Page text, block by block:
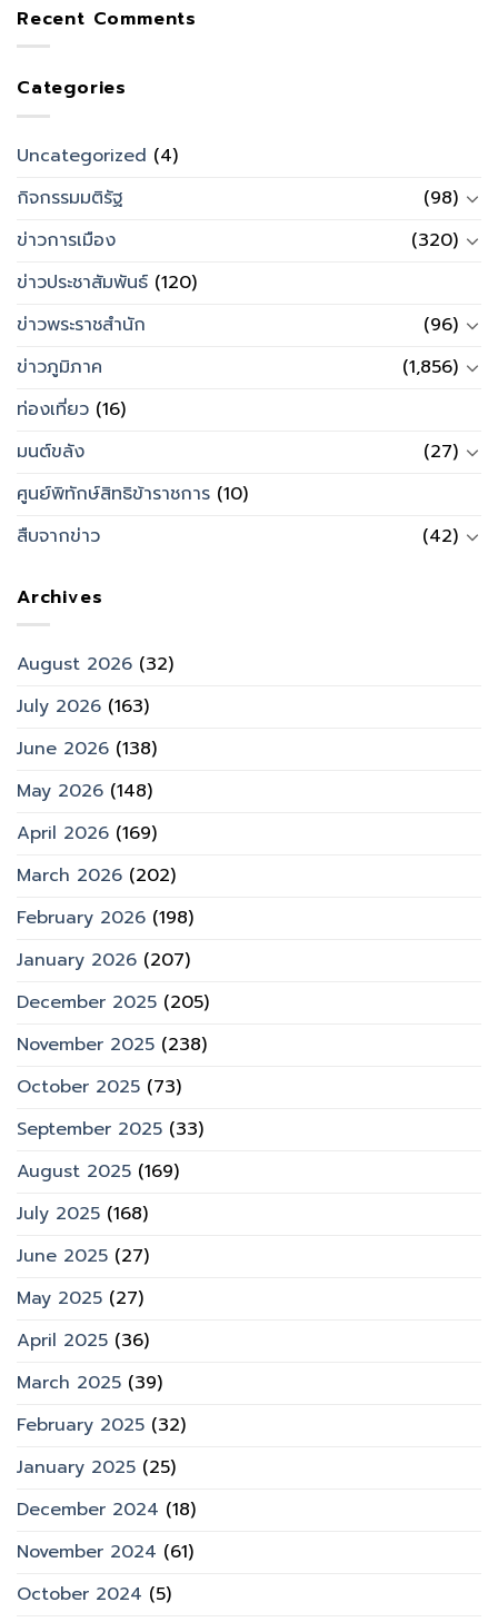
Recent Comments
Categories
Uncategorized (4)
กิจกรรมมติรัฐ
(98)
ข่าวการเมือง
(320)
ข่าวประชาสัมพันธ์ (120)
ข่าวพระราชสำนัก
(96)
ข่าวภูมิภาค
(1,856)
ท่องเที่ยว (16)
มนต์ขลัง
(27)
ศูนย์พิทักษ์สิทธิข้าราชการ (10)
สืบจากข่าว
(42)
Archives
August 2026 (32)
July 2026 (163)
June 2026 (138)
May 2026 (148)
April 2026 (169)
March 2026 (202)
February 2026 (198)
January 2026 (207)
December 2025 (205)
November 2025 (238)
October 2025 (73)
September 2025 (33)
August 2025 (169)
July 2025 (168)
June 2025 (27)
May 2025 (27)
April 2025 (36)
March 2025 (39)
February 2025 (32)
January 2025 (25)
December 2024 (18)
November 2024 (61)
October 2024 (5)